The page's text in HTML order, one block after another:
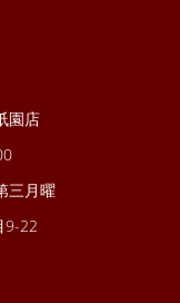
園店
三月曜
9-22